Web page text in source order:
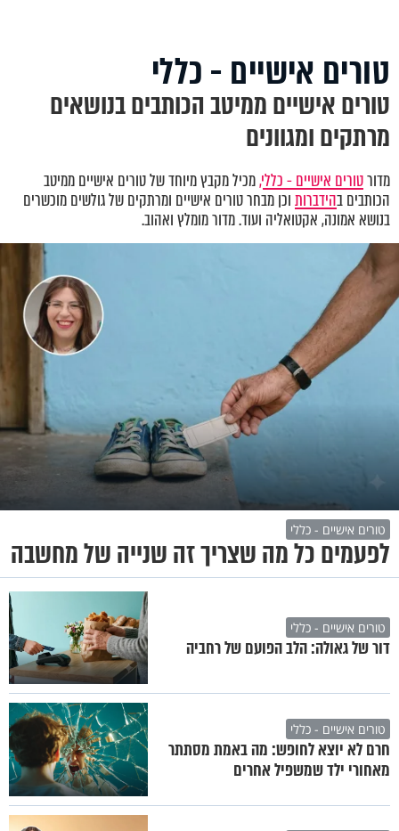
טורים אישיים - כללי
טורים אישיים ממיטב הכותבים בנושאים
מרתקים ומגוונים
מדורטורים אישיים - כללי,מכיל מקבץ מיוחד של טורים אישיים ממיטב
הכותבים בהידברותוכן מבחר טורים אישיים ומרתקים של גולשים מוכשרים
בנושא אמונה, אקטואליה ועוד. מדור מומלץ ואהוב.
טורים אישיים - כללי
לפעמים כל מה שצריך זה שנייה של מחשבה
טורים אישיים - כללי
דור של גאולה: הלב הפועם של רחביה
טורים אישיים - כללי
חרם לא יוצא לחופש: מה באמת מסתתר
מאחורי ילד שמשפיל אחרים